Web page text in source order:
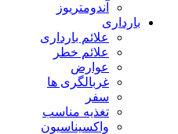
آندومتریوز
بارداری
علائم بارداری
علائم خطر
عوارض
غربالگری ها
سفر
تغذیه مناسب
واکسیناسیون